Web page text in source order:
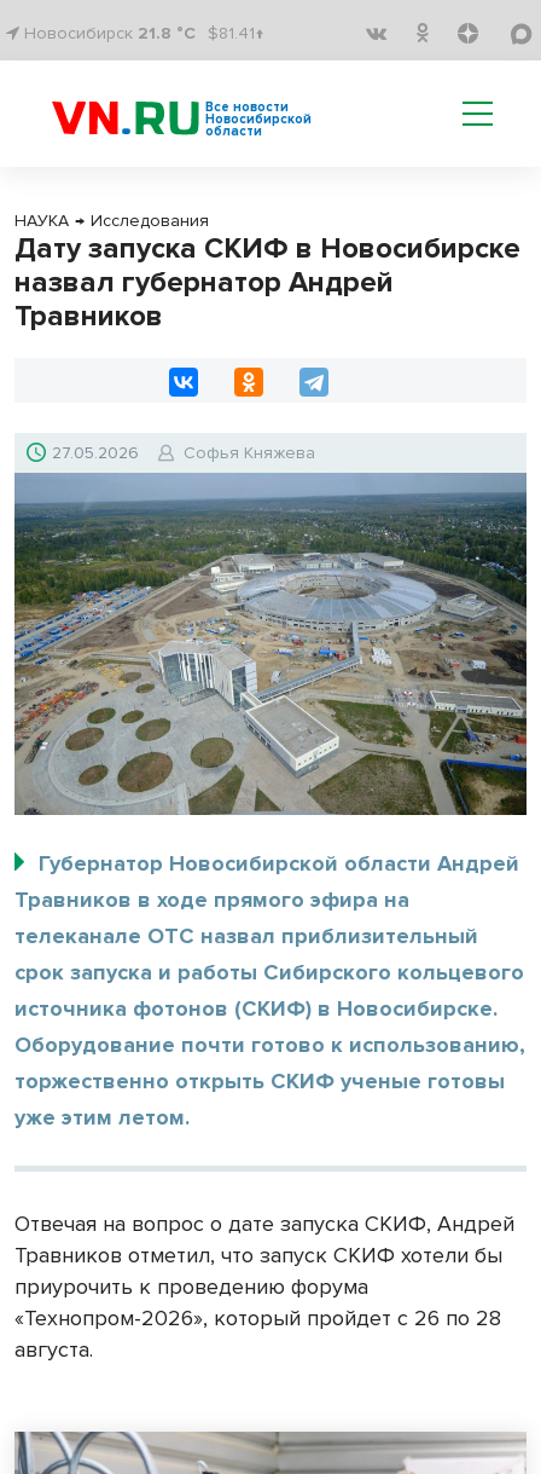
Новосибирск 21.8 °C $81.41↑
Все новости
Новосибирской
области
НАУКА → Исследования
Дату запуска СКИФ в Новосибирске
назвал губернатор Андрей
Травников
27.05.2026 Софья Княжева
Губернатор Новосибирской области Андрей
Травников в ходе прямого эфира на
телеканале ОТС назвал приблизительный
срок запуска и работы Сибирского кольцевого
источника фотонов (СКИФ) в Новосибирске.
Оборудование почти готово к использованию,
торжественно открыть СКИФ ученые готовы
уже этим летом.
Отвечая на вопрос о дате запуска СКИФ, Андрей
Травников отметил, что запуск СКИФ хотели бы
приурочить к проведению форума
«Технопром-2026», который пройдет с 26 по 28
августа.